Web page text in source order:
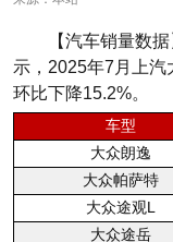
【汽车销量数
示，2025年7月上汽
环比下降15.2%。
车型
大众朗逸
大众帕萨特
大众途观L
大众途岳